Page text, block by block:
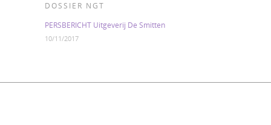
DOSSIER NGT
PERSBERICHT Uitgeverij De Smitten
10/11/2017